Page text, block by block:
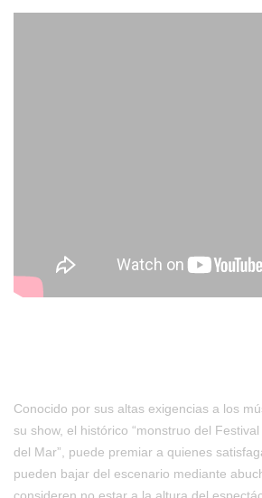
Conocido por sus altas exigencias a los
su show, el histórico “monstruo del
del Mar”, puede premiar a quienes
pueden bajar del escenario mediante